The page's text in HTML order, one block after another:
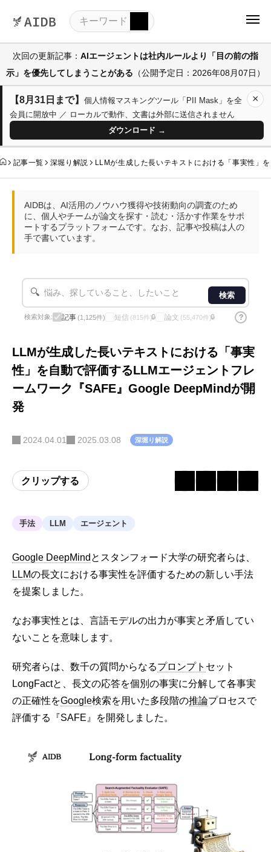
次回の更新記事： AIエージェントは社内ルールより「目の前の指
示」を優先してしまうことがある （公開予定日：2026年08月07日）
【8月31日まで】 個人情報マスキングツール「PII Mask」を全
会員に開放中 ／ ローカルで動作、文書は外部に送信されません
ダウンロード →
×
記事一覧 深堀り解説 LLMが生成した長いテキストにおける「事実性」
AIDBは、AI活用のノウハウ獲得や技術動向の調査のため
に、個人やチームが論文を探す・読む・活かす作業をサポ
ートするプラットフォームです。なお、記事や投稿は人の
手で書いています。
🔍 検索
検索対象: 記事(1,125件) 短信 (815件)🔒 論文 (55,470件)🔒 ?
LLMが生成した長いテキストにおける「事実
性」を自動で評価するLLMエージェントフレ
ームワーク『SAFE』Google DeepMindが開
発
2024.04.01 2025.03.08 深堀り解説
クリップする
手法 LLM エージェント
Google DeepMind とスタンフォード大学の研究者らは、
LLMの長文における事実性を評価するための新しい手法
を提案しました。
なお事実性とは、言語モデルの出力が事実と矛盾してい
ないことを意味します。
研究者らは、数千の質問からなるプロンプト セット
LongFactと、長文の応答を個別の事実に分解して各事実
の正確性をGoogle検索を用いた多段階の推論プロセスで
評価する『SAFE』を開発しました。